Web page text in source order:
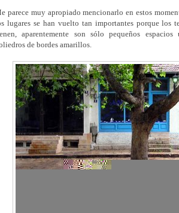
parece muy apropiado mencionarlo en estos
lugares se han vuelto tan importantes porque los
aparentemente son sólo pequeños
de bordes amarillos.